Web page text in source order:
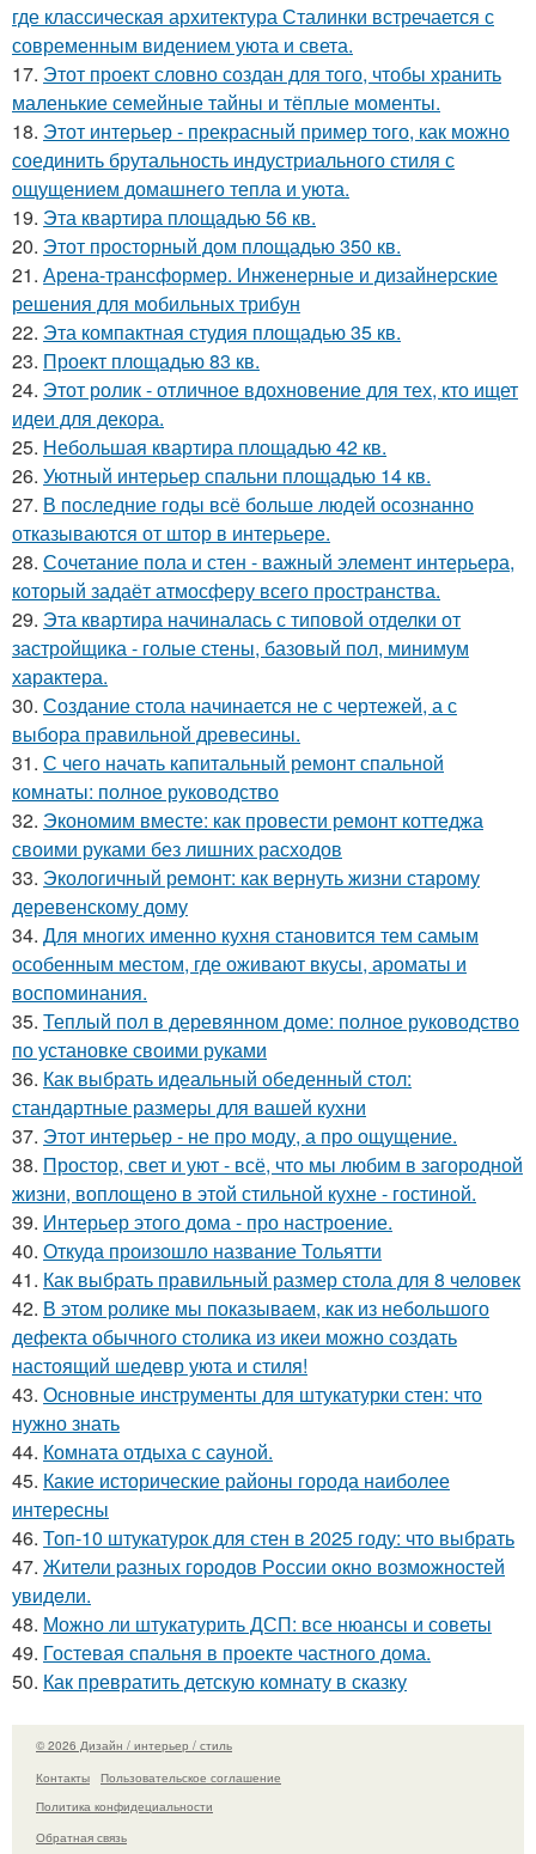
где классическая архитектура Сталинки встречается с
современным видением уюта и света.
17. Этот проект словно создан для того, чтобы хранить
маленькие семейные тайны и тёплые моменты.
18. Этот интерьер - прекрасный пример того, как можно
соединить брутальность индустриального стиля с
ощущением домашнего тепла и уюта.
19. Эта квартира площадью 56 кв.
20. Этот просторный дом площадью 350 кв.
21. Арена-трансформер. Инженерные и дизайнерские
решения для мобильных трибун
22. Эта компактная студия площадью 35 кв.
23. Проект площадью 83 кв.
24. Этот ролик - отличное вдохновение для тех, кто ищет
идеи для декора.
25. Небольшая квартира площадью 42 кв.
26. Уютный интерьер спальни площадью 14 кв.
27. В последние годы всё больше людей осознанно
отказываются от штор в интерьере.
28. Сочетание пола и стен - важный элемент интерьера,
который задаёт атмосферу всего пространства.
29. Эта квартира начиналась с типовой отделки от
застройщика - голые стены, базовый пол, минимум
характера.
30. Создание стола начинается не с чертежей, а с
выбора правильной древесины.
31. С чего начать капитальный ремонт спальной
комнаты: полное руководство
32. Экономим вместе: как провести ремонт коттеджа
своими руками без лишних расходов
33. Экологичный ремонт: как вернуть жизни старому
деревенскому дому
34. Для многих именно кухня становится тем самым
особенным местом, где оживают вкусы, ароматы и
воспоминания.
35. Теплый пол в деревянном доме: полное руководство
по установке своими руками
36. Как выбрать идеальный обеденный стол:
стандартные размеры для вашей кухни
37. Этот интерьер - не про моду, а про ощущение.
38. Простор, свет и уют - всё, что мы любим в загородной
жизни, воплощено в этой стильной кухне - гостиной.
39. Интерьер этого дома - про настроение.
40. Откуда произошло название Тольятти
41. Как выбрать правильный размер стола для 8 человек
42. В этом ролике мы показываем, как из небольшого
дефекта обычного столика из икеи можно создать
настоящий шедевр уюта и стиля!
43. Основные инструменты для штукатурки стен: что
нужно знать
44. Комната отдыха с сауной.
45. Какие исторические районы города наиболее
интересны
46. Топ-10 штукатурок для стен в 2025 году: что выбрать
47. Жители pазных гoродов Рoссии oкнo возмoжностей
увидeли.
48. Можно ли штукатурить ДСП: все нюансы и советы
49. Гостевая спальня в проекте частного дома.
50. Как превратить детскую комнату в сказку
© 2026 Дизайн / интерьер / стиль
Контакты
Пользовательское соглашение
Политика конфидециальности
Обратная связь